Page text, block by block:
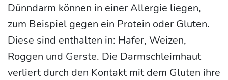
Dünndarm können in einer Allergie liegen,
zum Beispiel gegen ein Protein oder Gluten.
Diese sind enthalten in: Hafer, Weizen,
Roggen und Gerste. Die Darmschleimhaut
verliert durch den Kontakt mit dem Gluten ihre